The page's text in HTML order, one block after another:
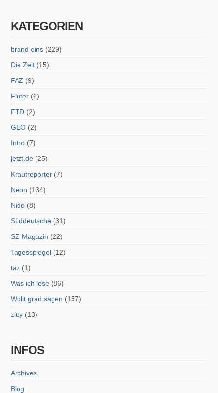
KATEGORIEN
brand eins (229)
Die Zeit (15)
FAZ (9)
Fluter (6)
FTD (2)
GEO (2)
Intro (7)
jetzt.de (25)
Krautreporter (7)
Neon (134)
Nido (8)
Süddeutsche (31)
SZ-Magazin (22)
Tagesspiegel (12)
taz (1)
Was ich lese (86)
Wollt grad sagen (157)
zitty (13)
INFOS
Archives
Blog